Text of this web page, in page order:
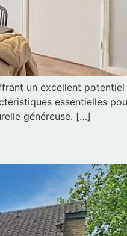
un excellent potentiel
essentielles
généreuse. […]